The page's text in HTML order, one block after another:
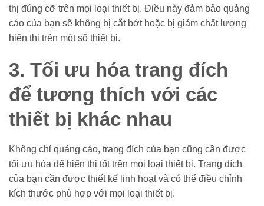
thị đúng cỡ trên mọi loại thiết bị. Điều này đảm bảo quảng
cáo của bạn sẽ không bị cắt bớt hoặc bị giảm chất lượng
hiển thị trên một số thiết bị.
3. Tối ưu hóa trang đích
để tương thích với các
thiết bị khác nhau
Không chỉ quảng cáo, trang đích của bạn cũng cần được
tối ưu hóa để hiển thị tốt trên mọi loại thiết bị. Trang đích
của bạn cần được thiết kế linh hoạt và có thể điều chỉnh
kích thước phù hợp với mọi loại thiết bị.